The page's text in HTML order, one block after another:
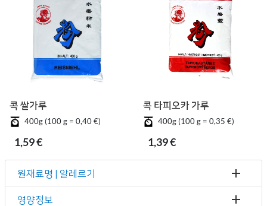
콕 쌀가루
400g (100 g = 0,40 €)
1,59 €
콕 타피오카 가루
400g (100 g = 0,35 €)
1,39 €
원재료명 | 알레르기
영양정보